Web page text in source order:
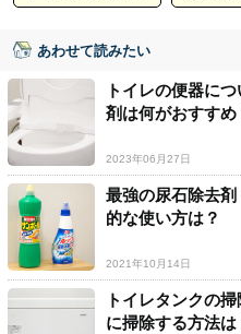
あわせて読みたい
トイレの便器に
剤は何がおすすめ
2023年06月27日
最強の尿石除去
的な使い方は？
2021年10月14日
トイレタンクの
に掃除する方法は